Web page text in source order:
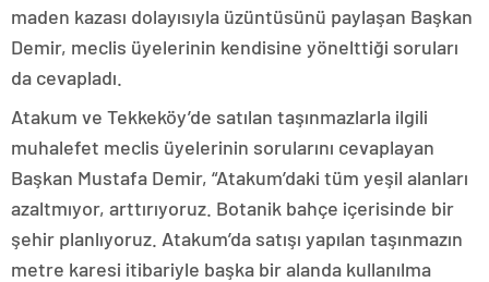
maden kazası dolayısıyla üzüntüsünü paylaşan Başkan
Demir, meclis üyelerinin kendisine yönelttiği soruları
da cevapladı.
Atakum ve Tekkeköy’de satılan taşınmazlarla ilgili
muhalefet meclis üyelerinin sorularını cevaplayan
Başkan Mustafa Demir, “Atakum’daki tüm yeşil alanları
azaltmıyor, arttırıyoruz. Botanik bahçe içerisinde bir
şehir planlıyoruz. Atakum’da satışı yapılan taşınmazın
metre karesi itibariyle başka bir alanda kullanılma